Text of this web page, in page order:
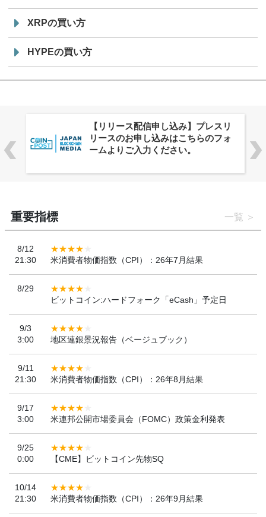
XRPの買い方
HYPEの買い方
株式会社PlnX、アジア最大級のグロ
ーバルWeb3カンファレンス
「WebX2026」とのコラボレーショ
重要指標 一覧
8/12
21:30
米消費者物価指数（CPI）：26年7月結果
8/29
ビットコイン:ハードフォーク「eCash」予定日
9/3
3:00
地区連銀景況報告（ベージュブック）
9/11
21:30
米消費者物価指数（CPI）：26年8月結果
9/17
3:00
米連邦公開市場委員会（FOMC）政策金利発表
9/25
0:00
【CME】ビットコイン先物SQ
10/14
21:30
米消費者物価指数（CPI）：26年9月結果